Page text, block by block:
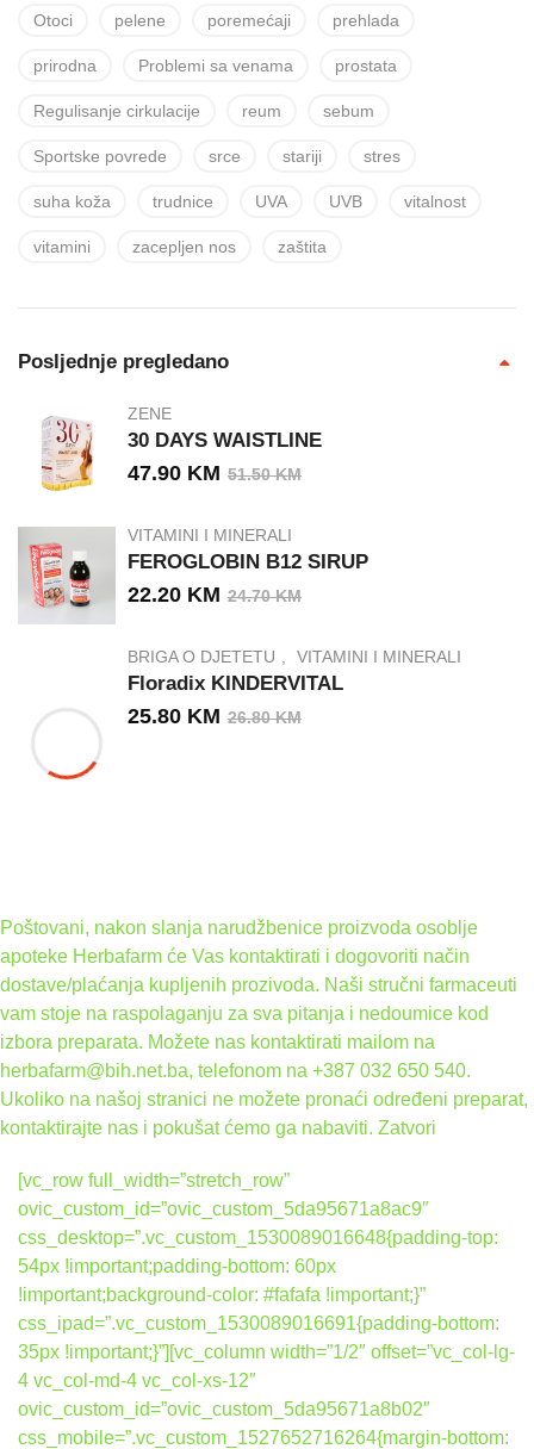
Otoci pelene poremećaji prehlada
prirodna Problemi sa venama prostata
Regulisanje cirkulacije reum sebum
Sportske povrede srce stariji stres
suha koža trudnice UVA UVB vitalnost
vitamini zacepljen nos zaštita
Posljednje pregledano
ZENE
30 DAYS WAISTLINE
51.50KM
47.90 KM
VITAMINI I MINERALI
FEROGLOBIN B12 SIRUP
24.70KM
22.20 KM
BRIGA O DJETETU VITAMINI I MINERALI
Floradix KINDERVITAL
26.80KM
25.80 KM
Poštovani, nakon slanja narudžbenice proizvoda osoblje
apoteke Herbafarm će Vas kontaktirati i dogovoriti način
dostave/plaćanja kupljenih prozivoda. Naši stručni farmaceuti
vam stoje na raspolaganju za sva pitanja i nedoumice kod
izbora preparata. Možete nas kontaktirati mailom na
herbafarm@bih.net.ba, telefonom na +387 032 650 540.
Ukoliko na našoj stranici ne možete pronaći određeni preparat,
kontaktirajte nas i pokušat ćemo ga nabaviti. Zatvori
[vc_row full_width=”stretch_row”
ovic_custom_id=”ovic_custom_5da95671a8ac9″
css_desktop=”.vc_custom_1530089016648{padding-top:
54px !important;padding-bottom: 60px
!important;background-color: #fafafa !important;}”
css_ipad=”.vc_custom_1530089016691{padding-bottom:
35px !important;}”][vc_column width=”1/2″ offset=”vc_col-lg-
4 vc_col-md-4 vc_col-xs-12″
ovic_custom_id=”ovic_custom_5da95671a8b02″
css_mobile=”.vc_custom_1527652716264{margin-bottom: